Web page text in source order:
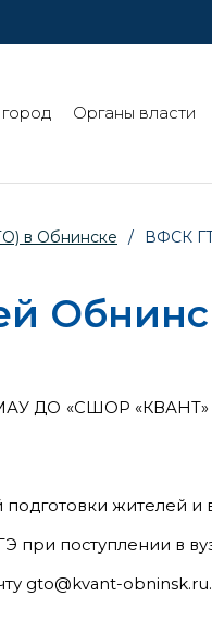
Органы власти
в Обнинске / ВФСК
МАУ ДО «СШОР
жителей и
при поступлении в
gto@kvant-obninsk.ru.